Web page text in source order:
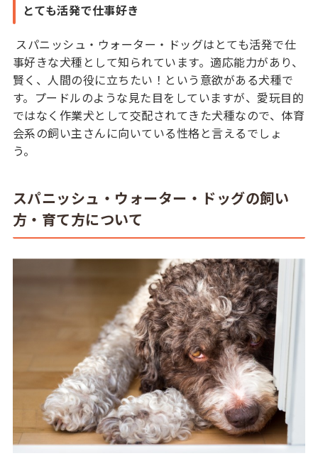
とても活発で仕事好き
スパニッシュ・ウォーター・ドッグはとても活発で仕
事好きな犬種として知られています。適応能力があり、
賢く、人間の役に立ちたい！という意欲がある犬種で
す。プードルのような見た目をしていますが、愛玩目的
ではなく作業犬として交配されてきた犬種なので、体育
会系の飼い主さんに向いている性格と言えるでしょ
う。
スパニッシュ・ウォーター・ドッグの飼い
方・育て方について